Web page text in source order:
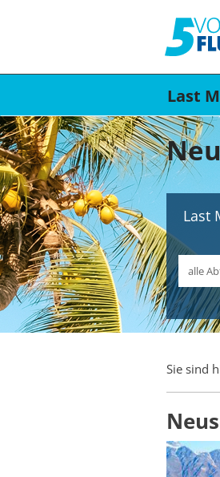
Last
Last
Sie sind